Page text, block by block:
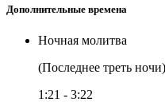
Дополнительные времена
Ночная молитва
(Последнее треть ночи)
1:21 - 3:22